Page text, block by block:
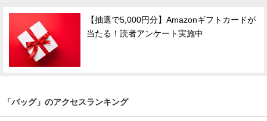
【抽選で5,000円分】Amazonギフトカードが
当たる！読者アンケート実施中
「バッグ」のアクセスランキング